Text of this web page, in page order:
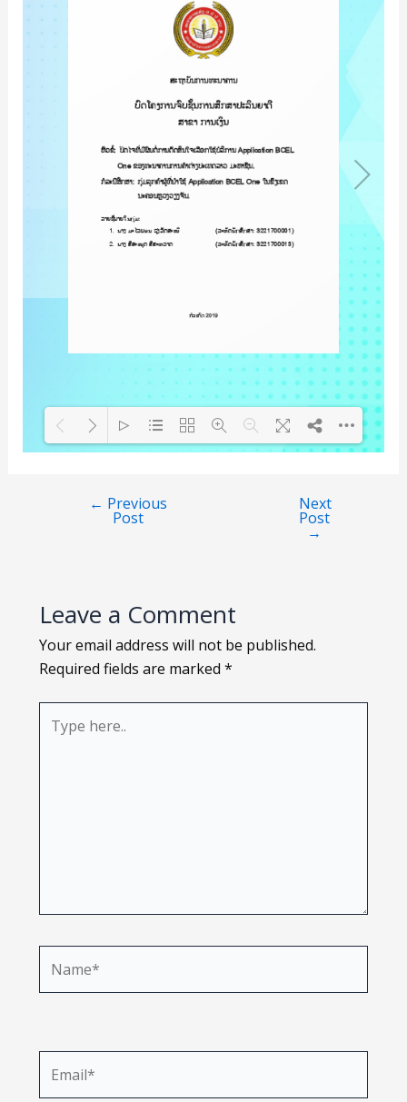
← Previous
Post
Next
Post
→
Leave a Comment
Your email address will not be published.
Required fields are marked *
here..